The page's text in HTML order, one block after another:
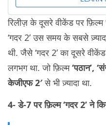
रिलीज़ के दूसरे वीकेंड पर फ़िल्म
‘गदर 2’ उस समय के सबसे
थी. जैसे ‘गदर 2’ का दूसरे
लगभग था. जो फ़िल्म‘पठान’,
केजीएफ 2′से भी ज़्यादा था.
4- डे-7 पर फ़िल्म ‘गदर 2’ ने